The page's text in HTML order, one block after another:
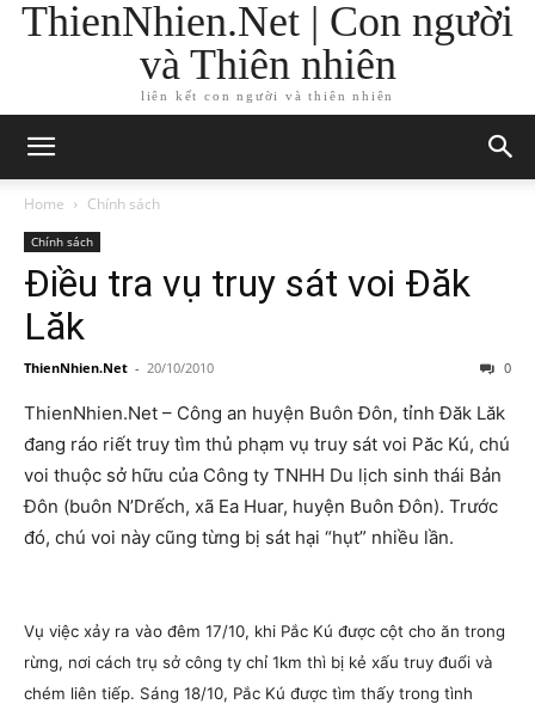
ThienNhien.Net | Con người
và Thiên nhiên
liên kết con người và thiên nhiên
Home Chính sách
Chính sách
Điều tra vụ truy sát voi Đăk
Lăk
ThienNhien.Net - 20/10/2010 0
ThienNhien.Net – Công an huyện Buôn Đôn, tỉnh Đăk Lăk
đang ráo riết truy tìm thủ phạm vụ truy sát voi Păc Kú, chú
voi thuộc sở hữu của Công ty TNHH Du lịch sinh thái Bản
Đôn (buôn N’Drếch, xã Ea Huar, huyện Buôn Đôn). Trước
đó, chú voi này cũng từng bị sát hại “hụt” nhiều lần.
Vụ việc xảy ra vào đêm 17/10, khi Pắc Kú được cột cho ăn trong
rừng, nơi cách trụ sở công ty chỉ 1km thì bị kẻ xấu truy đuổi và
chém liên tiếp. Sáng 18/10, Pắc Kú được tìm thấy trong tình